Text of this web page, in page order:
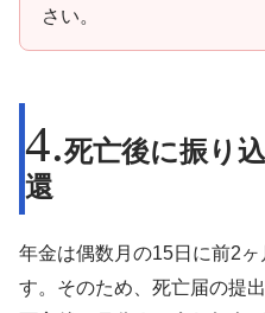
さい。
死亡後に振り
還
年金は偶数月の15日に前2
す。そのため、死亡届の提